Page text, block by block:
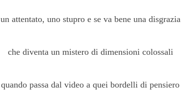
un attentato, uno stupro e se va bene una disgrazia
che diventa un mistero di dimensioni colossali
quando passa dal video a quei bordelli di pensiero